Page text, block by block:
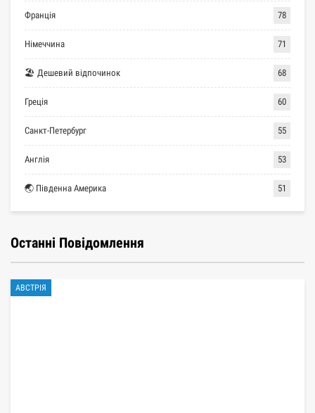
Франція 78
Німеччина 71
🏖 Дешевий відпочинок 68
Греція 60
Санкт-Петербург 55
Англія 53
🌏 Південна Америка 51
Останні Повідомлення
АВСТРІЯ